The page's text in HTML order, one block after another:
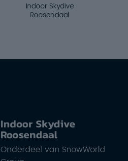
Indoor Skydive
Roosendaal
Indoor Skydive
Roosendaal
Onderdeel van SnowWorld